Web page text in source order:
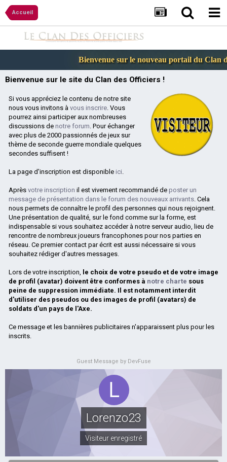
Accueil
Bienvenue sur le nouveau portail du Clan
Bienvenue sur le site du Clan des Officiers !
Si vous appréciez le contenu de notre site
nous vous invitons à vous inscrire. Vous
pourrez ainsi participer aux nombreuses
discussions de notre forum. Pour échanger
avec plus de 2000 passionnés de jeux sur
thème de seconde guerre mondiale quelques
secondes suffisent !
La page d'inscription est disponible ici.
Après votre inscription il est vivement recommandé de poster un
message de présentation dans le forum des nouveaux arrivants. Cela
nous permets de connaître le profil des personnes qui nous rejoignent.
Une présentation de qualité, sur le fond comme sur la forme, est
indispensable si vous souhaitez accéder à notre serveur audio, lieu de
rencontre de nombreux joueurs francophones pour nos parties en
réseau. Ce premier contact par écrit est aussi nécessaire si vous
souhaitez rédiger d'autres messages.
Lors de votre inscription, le choix de votre pseudo et de votre image
de profil (avatar) doivent être conformes à notre charte sous
peine de suppression immédiate. Il est notamment interdit
d'utiliser des pseudos ou des images de profil (avatars) de
soldats d'un pays de l'Axe.
Ce message et les bannières publicitaires n'apparaissent plus pour les
inscrits.
Guest Message by DevFuse
Lorenzo23
Visiteur enregistré